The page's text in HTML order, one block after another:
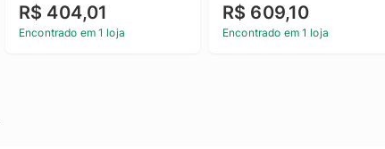
R$ 404,01
Encontrado em 1 loja
R$ 609,10
Encontrado em 1 loja